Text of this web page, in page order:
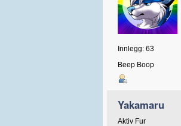
Innlegg: 63
Beep Boop
Yakamaru
Aktiv Fur